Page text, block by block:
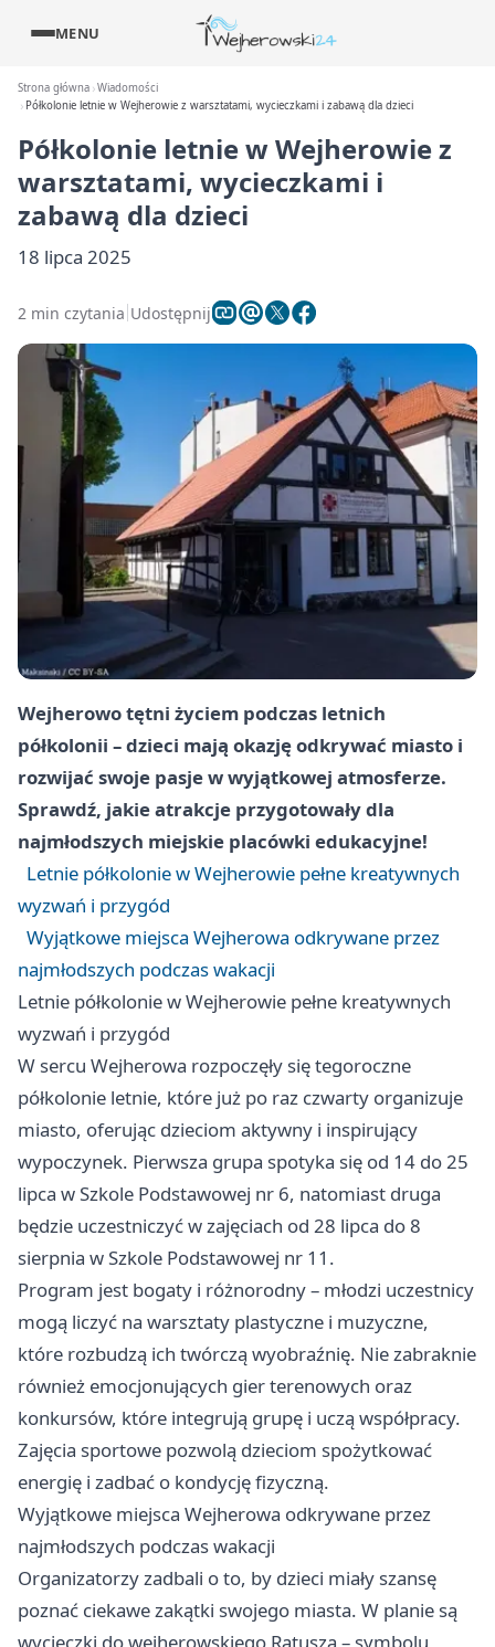
MENU
Strona główna Wiadomości
Półkolonie letnie w Wejherowie z warsztatami, wycieczkami i zabawą dla dzieci
Półkolonie letnie w Wejherowie z
warsztatami, wycieczkami i
zabawą dla dzieci
18 lipca 2025
2 min czytania Udostępnij
Wejherowo tętni życiem podczas letnich
półkolonii – dzieci mają okazję odkrywać miasto i
rozwijać swoje pasje w wyjątkowej atmosferze.
Sprawdź, jakie atrakcje przygotowały dla
najmłodszych miejskie placówki edukacyjne!
Letnie półkolonie w Wejherowie pełne kreatywnych
wyzwań i przygód
Wyjątkowe miejsca Wejherowa odkrywane przez
najmłodszych podczas wakacji
Letnie półkolonie w Wejherowie pełne kreatywnych
wyzwań i przygód
W sercu Wejherowa rozpoczęły się tegoroczne
półkolonie letnie, które już po raz czwarty organizuje
miasto, oferując dzieciom aktywny i inspirujący
wypoczynek. Pierwsza grupa spotyka się od 14 do 25
lipca w Szkole Podstawowej nr 6, natomiast druga
będzie uczestniczyć w zajęciach od 28 lipca do 8
sierpnia w Szkole Podstawowej nr 11.
Program jest bogaty i różnorodny – młodzi uczestnicy
mogą liczyć na warsztaty plastyczne i muzyczne,
które rozbudzą ich twórczą wyobraźnię. Nie zabraknie
również emocjonujących gier terenowych oraz
konkursów, które integrują grupę i uczą współpracy.
Zajęcia sportowe pozwolą dzieciom spożytkować
energię i zadbać o kondycję fizyczną.
Wyjątkowe miejsca Wejherowa odkrywane przez
najmłodszych podczas wakacji
Organizatorzy zadbali o to, by dzieci miały szansę
poznać ciekawe zakątki swojego miasta. W planie są